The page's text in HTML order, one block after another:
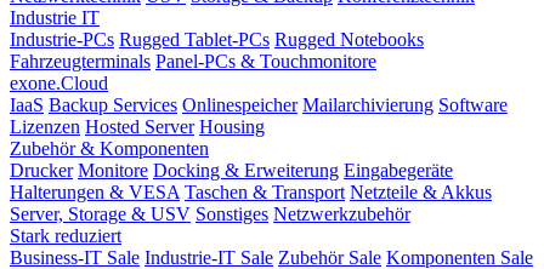
Industrie IT
Industrie-PCs Rugged Tablet-PCs Rugged Notebooks
Fahrzeugterminals Panel-PCs & Touchmonitore
exone.Cloud
IaaS Backup Services Onlinespeicher Mailarchivierung Software
Lizenzen Hosted Server Housing
Zubehör & Komponenten
Drucker Monitore Docking & Erweiterung Eingabegeräte
Halterungen & VESA Taschen & Transport Netzteile & Akkus
Server, Storage & USV Sonstiges Netzwerkzubehör
Stark reduziert
Business-IT Sale Industrie-IT Sale Zubehör Sale Komponenten Sale